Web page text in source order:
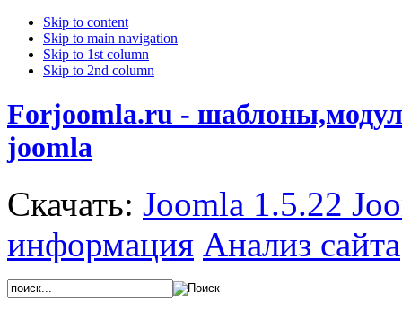
Skip to content
Skip to main navigation
Skip to 1st column
Skip to 2nd column
Forjoomla.ru -
joomla
Скачать: Joomla 1.5.22
информация Анализ сайта